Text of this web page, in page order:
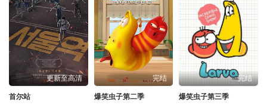
更新至高清
首尔站
完结
爆笑虫子第二季
完结
爆笑虫子第三季